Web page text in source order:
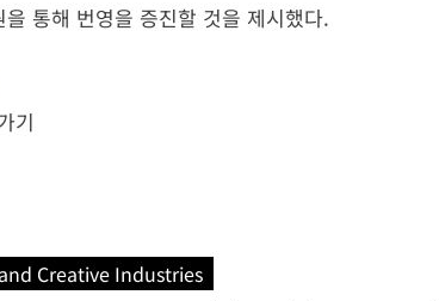
통해 번영을 증진할 것을 제시했다.
기
Creative Industries